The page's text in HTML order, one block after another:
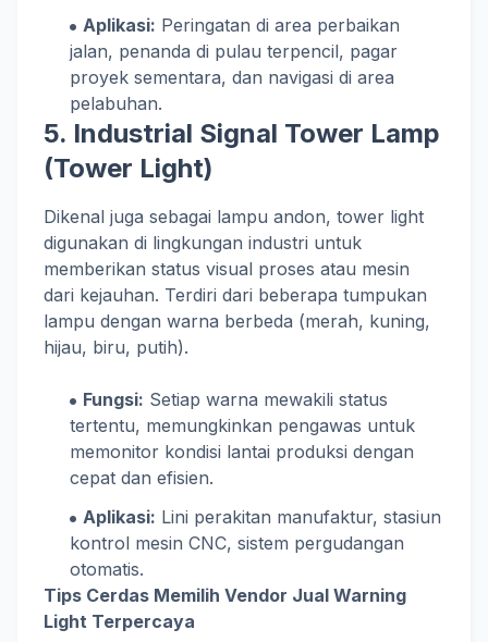
Aplikasi: Peringatan di area perbaikan
jalan, penanda di pulau terpencil, pagar
proyek sementara, dan navigasi di area
pelabuhan.
5. Industrial Signal Tower Lamp
(Tower Light)
Dikenal juga sebagai lampu andon, tower light
digunakan di lingkungan industri untuk
memberikan status visual proses atau mesin
dari kejauhan. Terdiri dari beberapa tumpukan
lampu dengan warna berbeda (merah, kuning,
hijau, biru, putih).
Fungsi: Setiap warna mewakili status
tertentu, memungkinkan pengawas untuk
memonitor kondisi lantai produksi dengan
cepat dan efisien.
Aplikasi: Lini perakitan manufaktur, stasiun
kontrol mesin CNC, sistem pergudangan
otomatis.
Tips Cerdas Memilih Vendor Jual Warning
Light Terpercaya